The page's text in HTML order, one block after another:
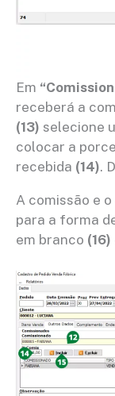
Em
receberá a
(13) selecione
colocar a
recebida (14).
A comissão e
para a forma
em branco (16)